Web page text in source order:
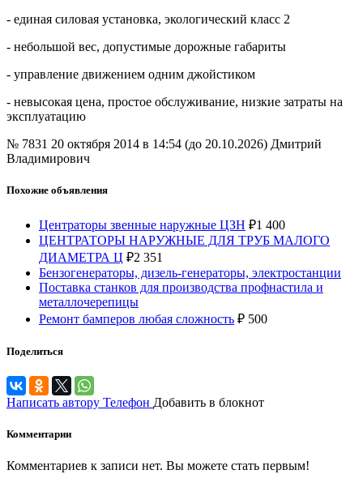
- единая силовая установка, экологический класс 2
- небольшой вес, допустимые дорожные габариты
- управление движением одним джойстиком
- невысокая цена, простое обслуживание, низкие затраты на
эксплуатацию
№ 7831 20 октября 2014 в 14:54 (до 20.10.2026) Дмитрий
Владимирович
Похожие объявления
Центраторы звенные наружные ЦЗН ₽1 400
ЦЕНТРАТОРЫ НАРУЖНЫЕ ДЛЯ ТРУБ МАЛОГО
ДИАМЕТРА Ц ₽2 351
Бензогенераторы, дизель-генераторы, электростанции
Поставка станков для производства профнастила и
металлочерепицы
Ремонт бамперов любая сложность ₽ 500
Поделиться
Написать автору Телефон Добавить в блокнот
Комментарии
Комментариев к записи нет. Вы можете стать первым!